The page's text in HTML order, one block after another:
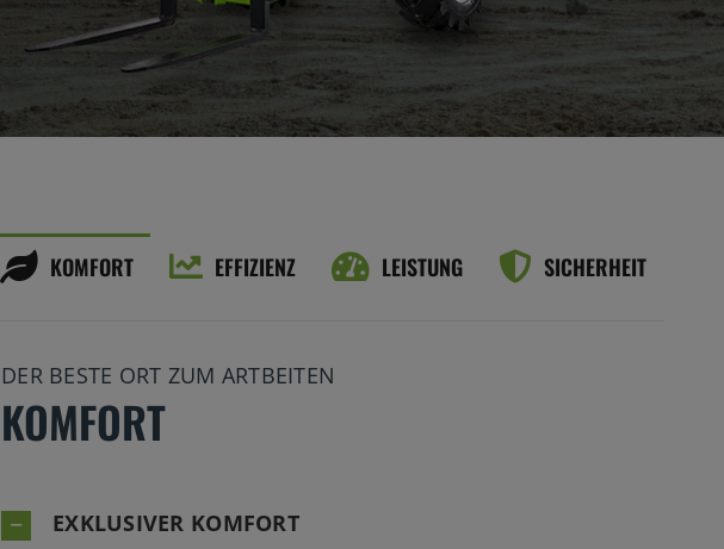
KOMFORT EFFIZIENZ LEISTUNG SICHERHEIT
DER BESTE ORT ZUM ARTBEITEN
KOMFORT
EXKLUSIVER KOMFORT